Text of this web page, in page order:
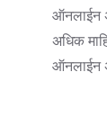
ऑनलाईन
अधिक
ऑनलाईन